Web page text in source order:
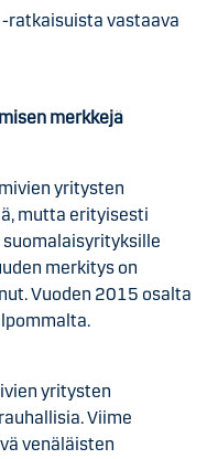
ratkaisuista vastaava
merkkejä
yritysten
mutta erityisesti
merkitys on
Vuoden 2015 osalta
yritysten
Viime
venäläisten